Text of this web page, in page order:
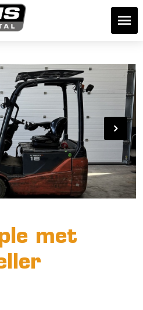
met